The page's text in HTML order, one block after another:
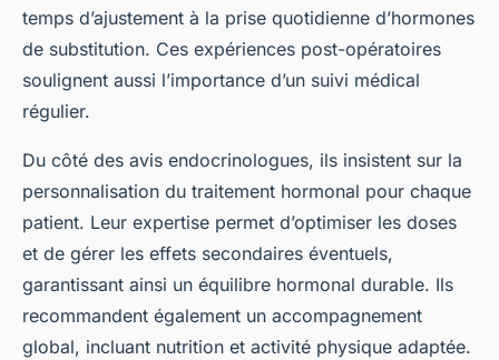
temps d’ajustement à la prise quotidienne d’hormones
de substitution. Ces expériences post-opératoires
soulignent aussi l’importance d’un suivi médical
régulier.
Du côté des avis endocrinologues, ils insistent sur la
personnalisation du traitement hormonal pour chaque
patient. Leur expertise permet d’optimiser les doses
et de gérer les effets secondaires éventuels,
garantissant ainsi un équilibre hormonal durable. Ils
recommandent également un accompagnement
global, incluant nutrition et activité physique adaptée.